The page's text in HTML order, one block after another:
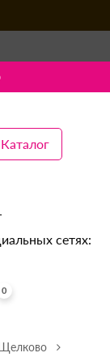
Каталог
сетях:
0